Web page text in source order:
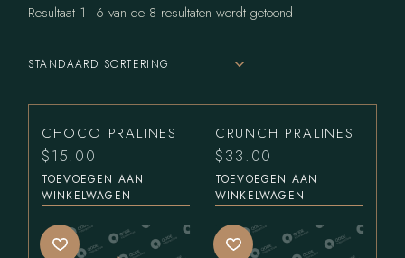
Resultaat 1–6 van de 8 resultaten wordt getoond
STANDAARD SORTERING
CHOCO PRALINES
$15.00
TOEVOEGEN AAN
WINKELWAGEN
CRUNCH PRALINES
$33.00
TOEVOEGEN AAN
WINKELWAGEN